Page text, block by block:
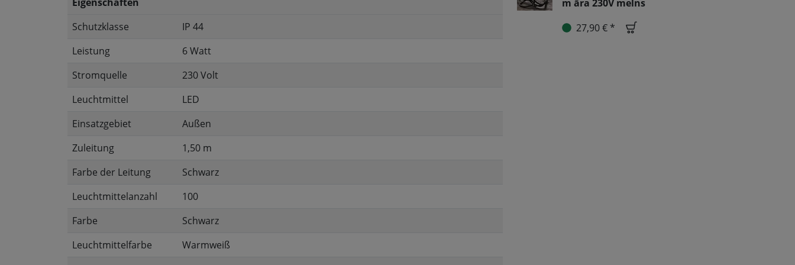
Schutzklasse
IP 44
Leistung
6 Watt
Stromquelle
230 Volt
Leuchtmittel
LED
Einsatzgebiet
Außen
Zuleitung
1,50 m
Farbe der Leitung
Schwarz
Leuchtmittelanzahl
100
Farbe
Schwarz
Leuchtmittelfarbe
Warmweiß
m āra 230V melns
27,90 € *